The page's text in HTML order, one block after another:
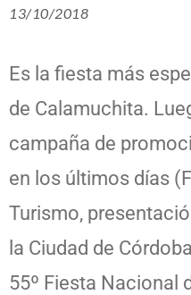
13/10/2018
Es la fiesta más
de Calamuchita.
campaña de
en los últimos días
Turismo,
la Ciudad de
55º Fiesta Nacional